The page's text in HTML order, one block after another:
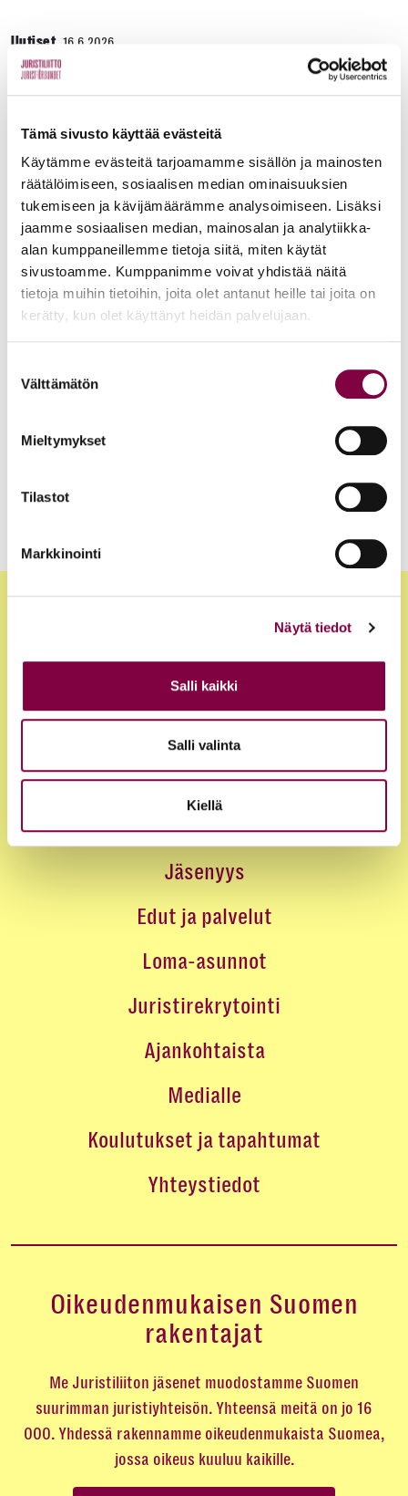
Tämä sivusto käyttää evästeitä
Käytämme evästeitä tarjoamamme sisällön ja mainosten
räätälöimiseen, sosiaalisen median ominaisuuksien
tukemiseen ja kävijämäärämme analysoimiseen. Lisäksi
jaamme sosiaalisen median, mainosalan ja analytiikka-
alan kumppaneillemme tietoja siitä, miten käytät
sivustoamme. Kumppanimme voivat yhdistää näitä
tietoja muihin tietoihin, joita olet antanut heille tai joita on
kerätty, kun olet käyttänyt heidän palvelujaan.
valinta
Välttämätön
Mieltymykset
Tilastot
Markkinointi
Näytä tiedot
Salli kaikki
Salli valinta
Kiellä
Uutiset 16.6.2026
Helsingin yliopiston ei pidä ratkaista tilakuluja
kustannuksella
Edunvalvonta
Uutiset 15.6.2026
Työ- ja virkasuhdeneuvonta palvelee läpi kesän
Juristiliitto
Uutiset 12.6.2026
kokonaisturvallisuutta
Jäsenyys
Edut ja palvelut
Loma-asunnot
Juristirekrytointi
Ajankohtaista
Medialle
Koulutukset ja tapahtumat
Yhteystiedot
Oikeudenmukaisen Suomen
rakentajat
Me Juristiliiton jäsenet muodostamme Suomen
suurimman juristiyhteisön. Yhteensä meitä on jo 16
000. Yhdessä rakennamme oikeudenmukaista Suomea,
jossa oikeus kuuluu kaikille.